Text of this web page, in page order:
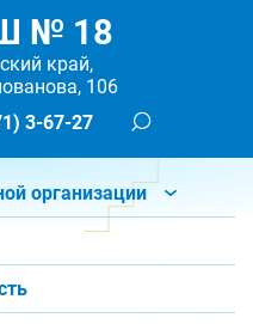
№ 18
край,
106
3-67-27
организации